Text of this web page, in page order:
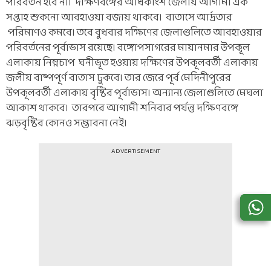
সপ্তাহ শুকনো আবহাওয়া বজায় থাকবে। বাতাসে আর্দ্রতার
পরিমাণও কমবে। তবে বুধবার দক্ষিণের জেলাগুলিতে আবহাওয়ার
পরিবর্তনের পূর্বাভাস রয়েছে। বঙ্গোপসাগরের মায়ানমার উপকূল
এলাকায় নিম্নচাপ ঘনীভূত হওয়ায় দক্ষিণের উপকূলবর্তী এলাকায়
জলীয় বাষ্পপূর্ণ বাতাস ঢুকবে। তার জেরে পূর্ব মেদিনীপুরের
উপকূলবর্তী এলাকায় বৃষ্টির পূর্বাভাস। অন্যান্য জেলাগুলিতে মেঘলা
আকাশ থাকবে। তারপরে আগামী শনিবার পর্যন্ত দক্ষিণবঙ্গে
ঝড়বৃষ্টির কোনও সম্ভাবনা নেই।
ADVERTISEMENT